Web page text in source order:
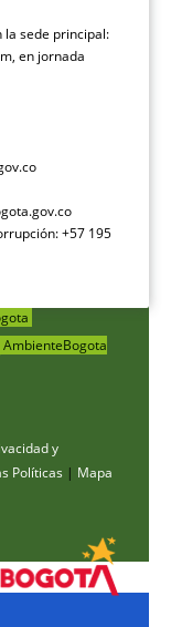
la sede principal:
en jornada
+57 195
AmbienteBogota
y
Políticas | Mapa